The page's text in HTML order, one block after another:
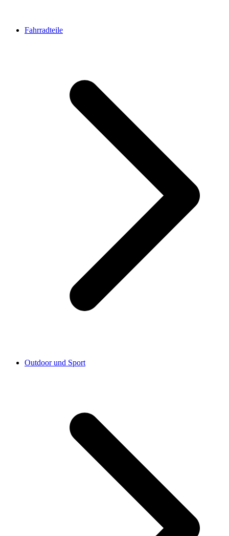
Fahrradteile
Outdoor und Sport